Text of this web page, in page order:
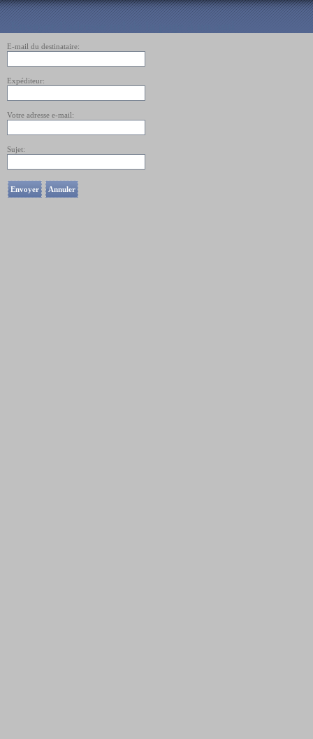
E-mail du destinataire:
Expéditeur:
Votre adresse e-mail:
Sujet:
Envoyer Annuler